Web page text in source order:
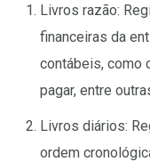
Livros razão:
financeiras da
contábeis, como
pagar, entre
Livros diários:
ordem